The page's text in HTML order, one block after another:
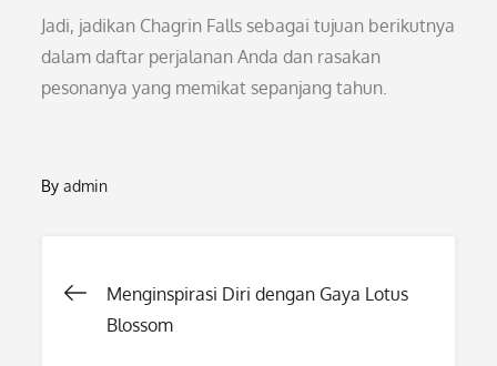
Jadi, jadikan Chagrin Falls sebagai tujuan berikutnya
dalam daftar perjalanan Anda dan rasakan
pesonanya yang memikat sepanjang tahun.
Byadmin
Post
Menginspirasi Diri dengan Gaya Lotus
Blossom